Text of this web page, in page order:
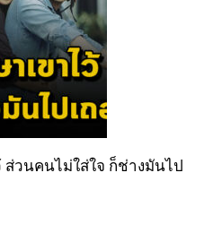
ส่วนคนไม่ใส่ใจ ก็ช่างมันไป